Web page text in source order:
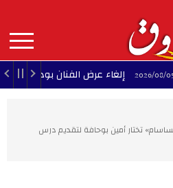
contenu
principal
MAIN
NAVIGATION
إلغاء عرض الفنان بودشار ضمن
تختار أمين بوحافة لتقديم درس